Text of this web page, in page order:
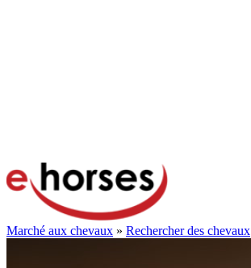
Marché aux chevaux » Rechercher des chevaux